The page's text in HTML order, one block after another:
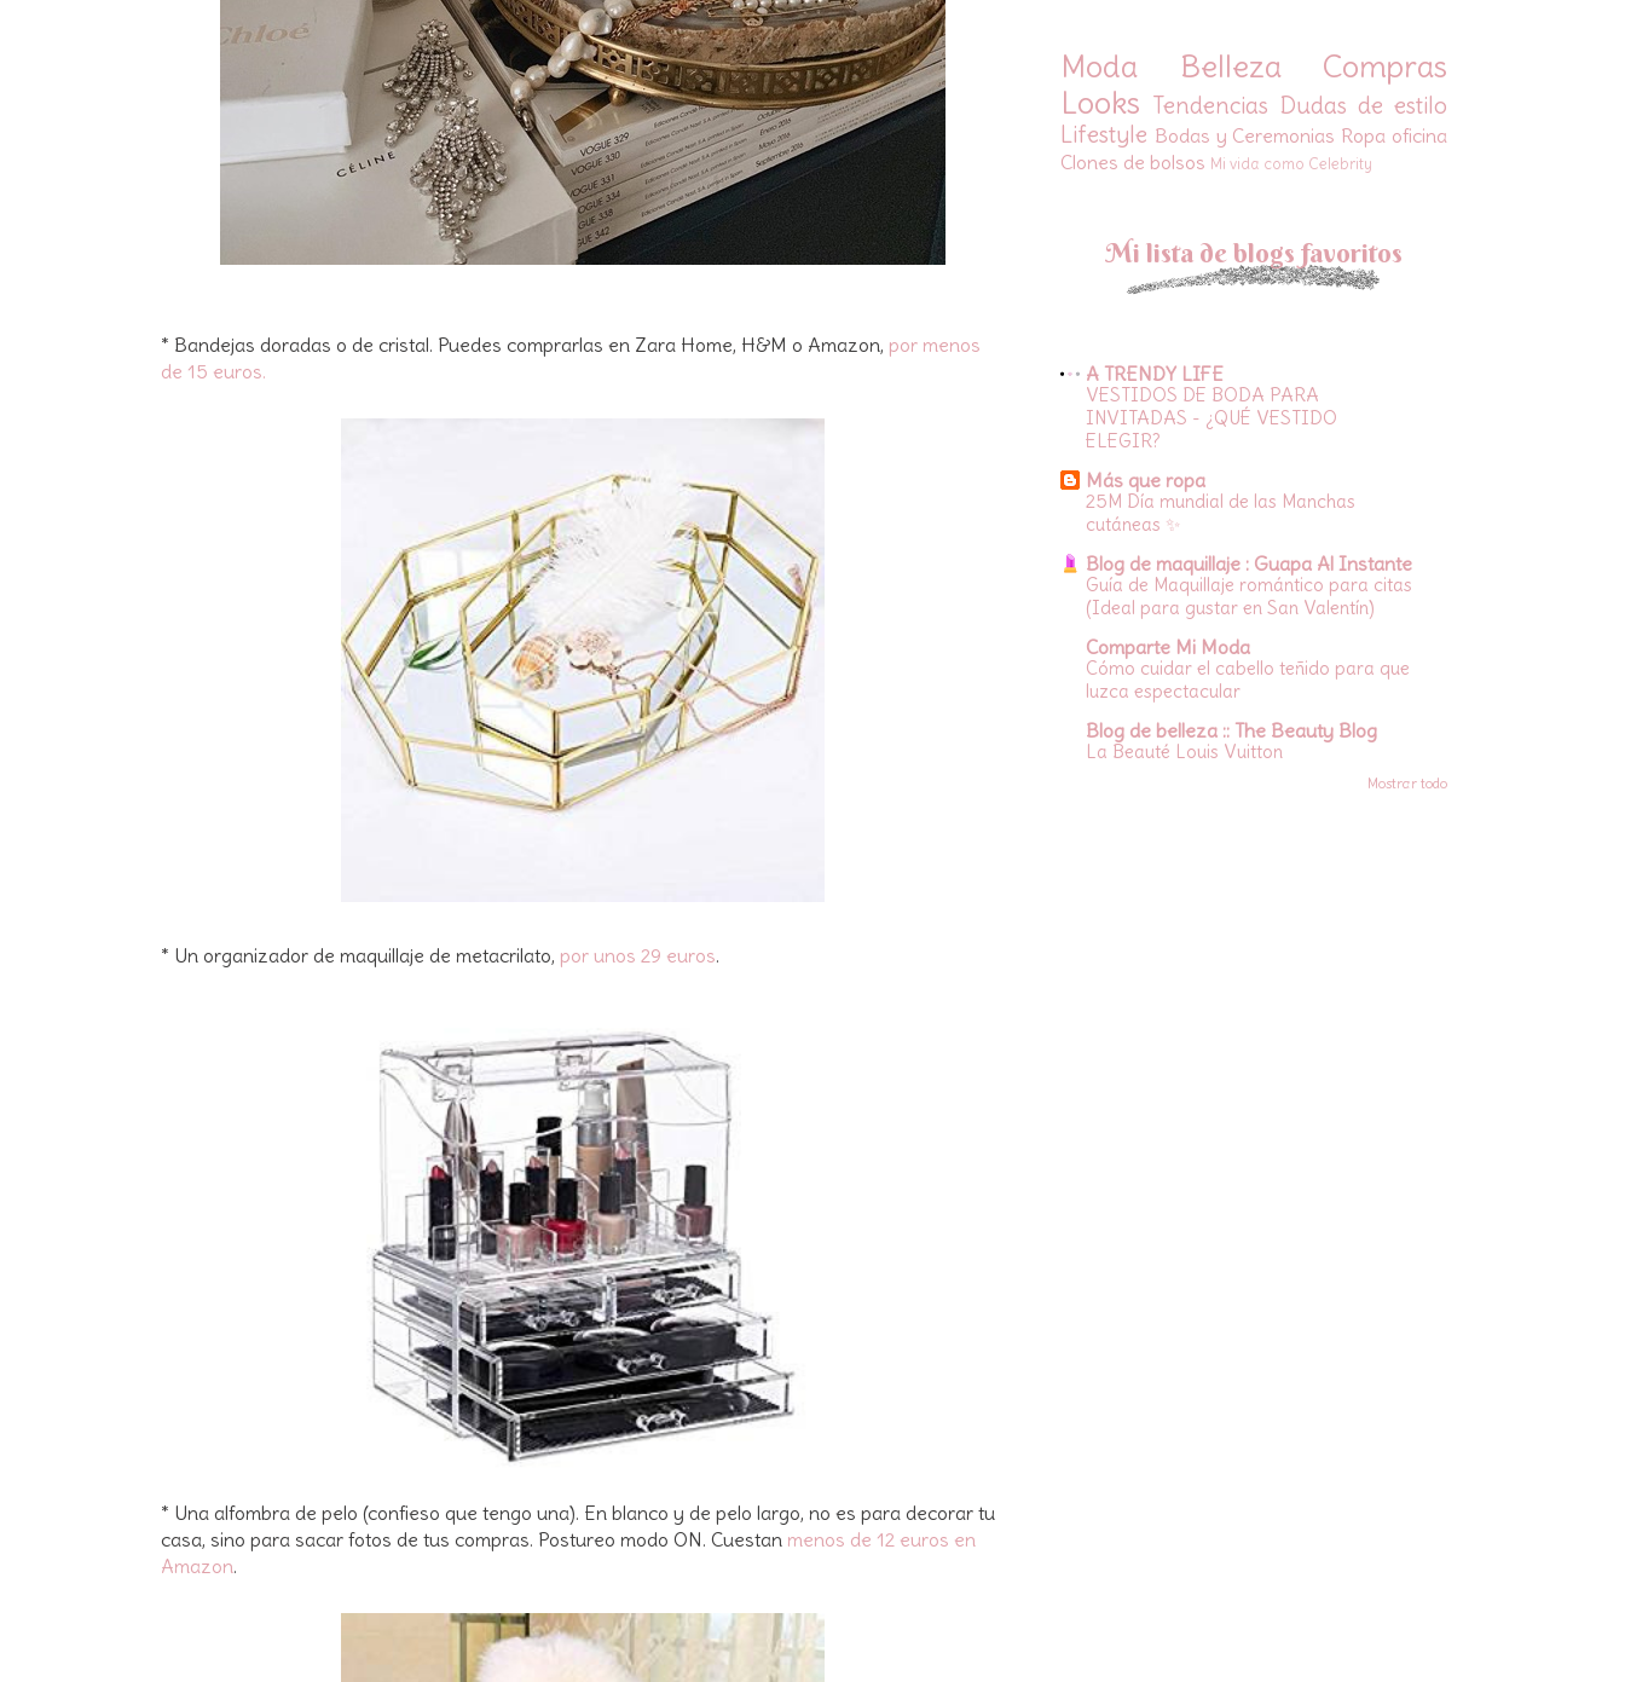
* Bandejas doradas o de cristal. Puedes comprarlas en Zara Home, H&M o Amazon, por menos
de 15 euros.
* Un organizador de maquillaje de metacrilato, por unos 29 euros.
* Una alfombra de pelo (confieso que tengo una). En blanco y de pelo largo, no es para decorar tu
casa, sino para sacar fotos de tus compras. Postureo modo ON. Cuestan menos de 12 euros en
Amazon.
Moda Belleza
Compras
Looks Tendencias Dudas de estilo
Lifestyle Bodas y Ceremonias Ropa oficina
Clones de bolsos Mi vida como Celebrity
Mi lista de blogs favoritos
A TRENDY LIFE
VESTIDOS DE BODA PARA
INVITADAS - ¿QUÉ VESTIDO
ELEGIR?
Más que ropa
25M Día mundial de las Manchas
cutáneas ✨
Blog de maquillaje : Guapa Al Instante
Guía de Maquillaje romántico para citas
(Ideal para gustar en San Valentín)
Comparte Mi Moda
Cómo cuidar el cabello teñido para que
luzca espectacular
Blog de belleza :: The Beauty Blog
La Beauté Louis Vuitton
Mostrar todo